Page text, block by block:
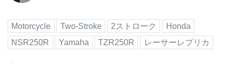
Motorcycle Two-Stroke 2ストローク
Honda
NSR250R
Yamaha TZR250R レーサーレプリカ